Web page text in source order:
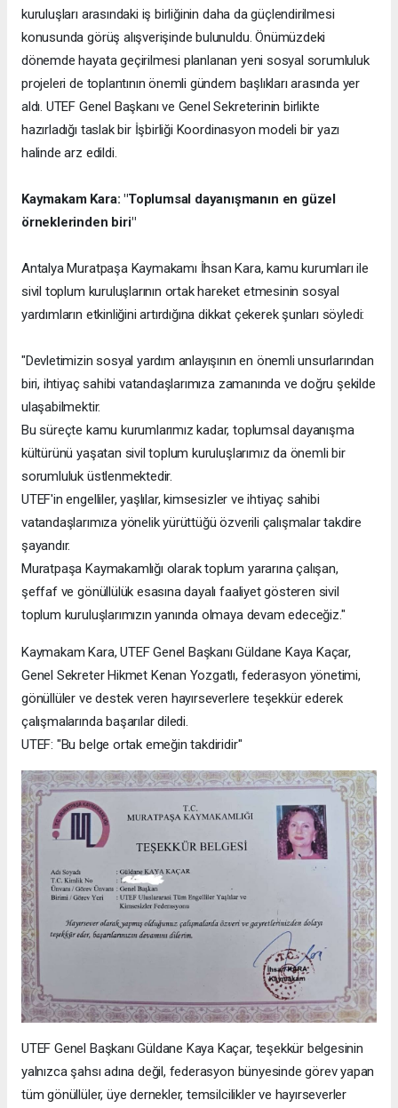
kuruluşları arasındaki iş birliğinin daha da güçlendirilmesi
konusunda görüş alışverişinde bulunuldu. Önümüzdeki
dönemde hayata geçirilmesi planlanan yeni sosyal sorumluluk
projeleri de toplantının önemli gündem başlıkları arasında yer
aldı. UTEF Genel Başkanı ve Genel Sekreterinin birlikte
hazırladığı taslak bir İşbirliği Koordinasyon modeli bir yazı
halinde arz edildi.
Kaymakam Kara: "Toplumsal dayanışmanın en güzel
örneklerinden biri"
Antalya Muratpaşa Kaymakamı İhsan Kara, kamu kurumları ile
sivil toplum kuruluşlarının ortak hareket etmesinin sosyal
yardımların etkinliğini artırdığına dikkat çekerek şunları söyledi:
"Devletimizin sosyal yardım anlayışının en önemli unsurlarından
biri, ihtiyaç sahibi vatandaşlarımıza zamanında ve doğru şekilde
ulaşabilmektir.
Bu süreçte kamu kurumlarımız kadar, toplumsal dayanışma
kültürünü yaşatan sivil toplum kuruluşlarımız da önemli bir
sorumluluk üstlenmektedir.
UTEF'in engelliler, yaşlılar, kimsesizler ve ihtiyaç sahibi
vatandaşlarımıza yönelik yürüttüğü özverili çalışmalar takdire
şayandır.
Muratpaşa Kaymakamlığı olarak toplum yararına çalışan,
şeffaf ve gönüllülük esasına dayalı faaliyet gösteren sivil
toplum kuruluşlarımızın yanında olmaya devam edeceğiz."
Kaymakam Kara, UTEF Genel Başkanı Güldane Kaya Kaçar,
Genel Sekreter Hikmet Kenan Yozgatlı, federasyon yönetimi,
gönüllüler ve destek veren hayırseverlere teşekkür ederek
çalışmalarında başarılar diledi.
UTEF: "Bu belge ortak emeğin takdiridir"
UTEF Genel Başkanı Güldane Kaya Kaçar, teşekkür belgesinin
yalnızca şahsı adına değil, federasyon bünyesinde görev yapan
tüm gönüllüler, üye dernekler, temsilcilikler ve hayırseverler